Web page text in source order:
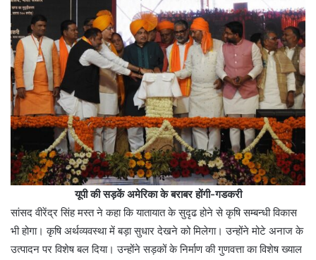
यूपी की सड़कें अमेरिका के बराबर होंगी-गडकरी
सांसद वीरेंद्र सिंह मस्त ने कहा कि यातायात के सुदृढ होने से कृषि सम्बन्धी विकास
भी होगा। कृषि अर्थव्यवस्था में बड़ा सुधार देखने को मिलेगा। उन्होंने मोटे अनाज के
उत्पादन पर विशेष बल दिया। उन्होंने सड़कों के निर्माण की गुणवत्ता का विशेष ख्याल